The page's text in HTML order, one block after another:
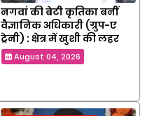
नगवां की बेटी कृतिका बनीं
वैज्ञानिक अधिकारी (ग्रुप-ए
ट्रेनी) : क्षेत्र में खुशी की लहर
August 04, 2026